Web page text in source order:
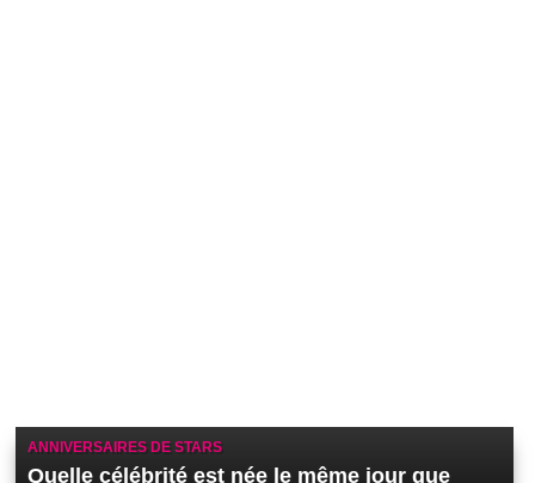
ANNIVERSAIRES DE STARS
Quelle célébrité est née le même jour que